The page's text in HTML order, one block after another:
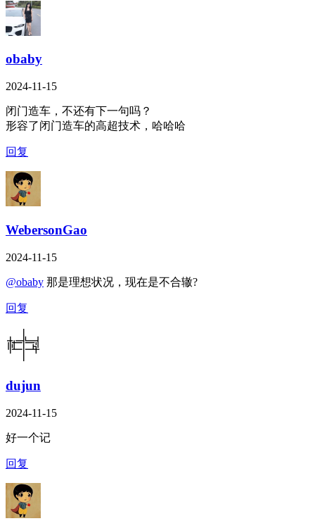
obaby
2024-11-15
闭门造车，不还有下一句吗？
形容了闭门造车的高超技术，哈哈哈
回复
WebersonGao
2024-11-15
@obaby 那是理想状况，现在是不合辙?
回复
dujun
2024-11-15
好一个记
回复